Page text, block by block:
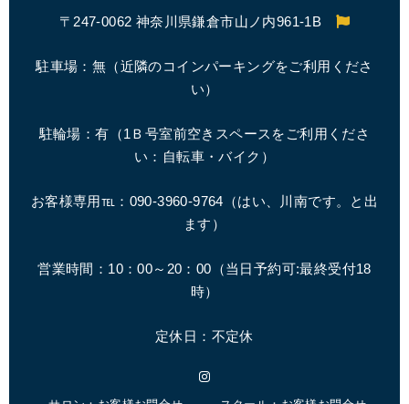
〒247-0062 神奈川県鎌倉市山ノ内961-1B
駐車場：無（近隣のコインパーキングをご利用くださ
い）
駐輪場：有（1Ｂ号室前空きスペースをご利用くださ
い：自転車・バイク）
お客様専用℡：090-3960-9764（はい、川南です。と出
ます）
営業時間：10：00～20：00（当日予約可:最終受付18
時）
定休日：不定休
Instagram